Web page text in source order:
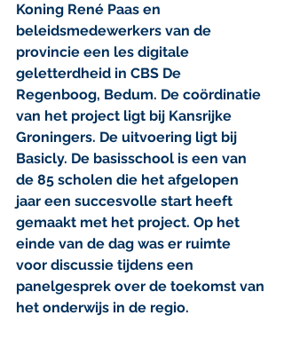
Koning René Paas en
beleidsmedewerkers van de
provincie een les digitale
geletterdheid in CBS De
Regenboog, Bedum. De coördinatie
van het project ligt bij Kansrijke
Groningers. De uitvoering ligt bij
Basicly. De basisschool is een van
de 85 scholen die het afgelopen
jaar een succesvolle start heeft
gemaakt met het project. Op het
einde van de dag was er ruimte
voor discussie tijdens een
panelgesprek over de toekomst van
het onderwijs in de regio.